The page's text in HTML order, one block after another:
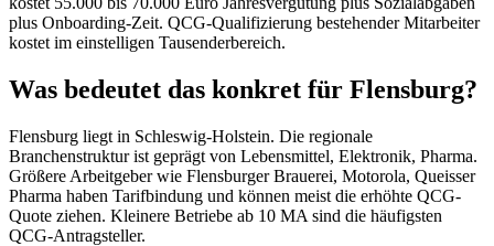
plus Onboarding-Zeit. QCG-Qualifizierung bestehender Mitarbeiter
kostet im einstelligen Tausenderbereich.
Was bedeutet das konkret für Flensburg?
Flensburg liegt in Schleswig-Holstein. Die regionale
Branchenstruktur ist geprägt von Lebensmittel, Elektronik, Pharma.
Größere Arbeitgeber wie Flensburger Brauerei, Motorola, Queisser
Pharma haben Tarifbindung und können meist die erhöhte QCG-
Quote ziehen. Kleinere Betriebe ab 10 MA sind die häufigsten
QCG-Antragsteller.